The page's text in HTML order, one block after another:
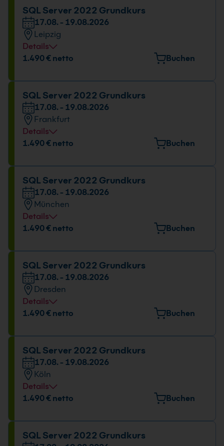
Datum und Uhrzeit
17.08. - 19.08.2026
09:00 - 16:00 Uhr
SQL Server 2022 Grundkurs
17.08. - 19.08.2026
Leipzig
Details
Veranstaltungsort
Datum und Uhrzeit
17.08. - 19.08.2026
09:00 - 16:00 Uhr
1.490 € netto Buchen
SQL Server 2022 Grundkurs
17.08. - 19.08.2026
Frankfurt
Details
Veranstaltungsort
Datum und Uhrzeit
17.08. - 19.08.2026
09:00 - 16:00 Uhr
1.490 € netto Buchen
SQL Server 2022 Grundkurs
17.08. - 19.08.2026
München
Details
Veranstaltungsort
Datum und Uhrzeit
17.08. - 19.08.2026
09:00 - 16:00 Uhr
1.490 € netto Buchen
SQL Server 2022 Grundkurs
17.08. - 19.08.2026
Dresden
Details
Veranstaltungsort
Datum und Uhrzeit
17.08. - 19.08.2026
09:00 - 16:00 Uhr
1.490 € netto Buchen
SQL Server 2022 Grundkurs
17.08. - 19.08.2026
Köln
Details
Veranstaltungsort
Datum und Uhrzeit
1.490 € netto Buchen
SQL Server 2022 Grundkurs